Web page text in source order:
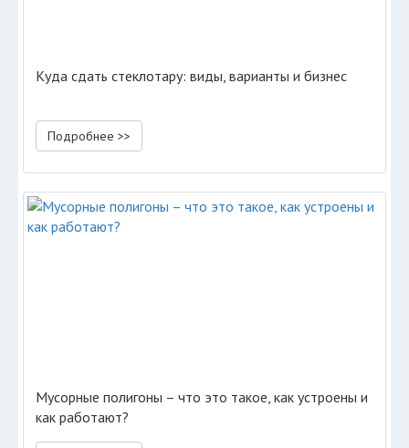
Куда сдать стеклотару: виды, варианты и бизнес
Подробнее >>
Мусорные полигоны – что это такое, как устроены и
как работают?